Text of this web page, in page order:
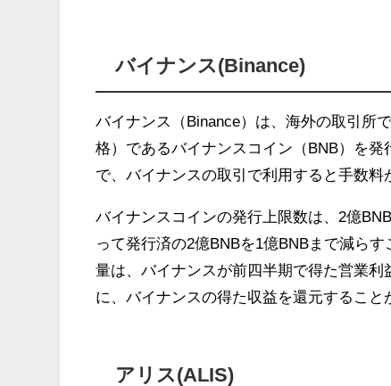
バイナンス(Binance)
バイナンス（Binance）は、海外の取引所
格）であるバイナンスコイン（BNB）を
で、バイナンスの取引で利用すると手数料
バイナンスコインの発行上限数は、2億
って発行済の2億BNBを1億BNBまで減ら
量は、バイナンスが前四半期で得た営業
に、バイナンスの得た収益を還元すること
アリス(ALIS)